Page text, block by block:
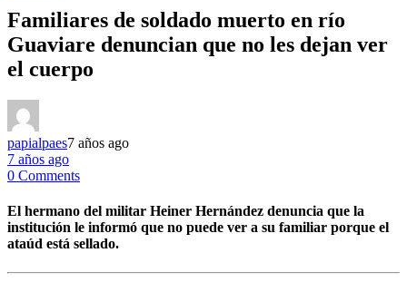
Familiares de soldado muerto en río
Guaviare denuncian que no les dejan ver
el cuerpo
papialpaes7 años ago
7 años ago
0 Comments
El hermano del militar Heiner Hernández denuncia que la
institución le informó que no puede ver a su familiar porque el
ataúd está sellado.